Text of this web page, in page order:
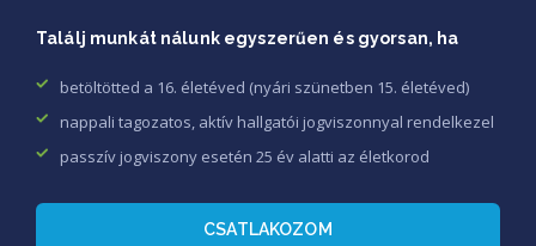
Találj munkát nálunk egyszerűen és gyorsan, ha
betöltötted a 16. életéved (nyári szünetben 15. életéved)
nappali tagozatos, aktív hallgatói jogviszonnyal rendelkezel
passzív jogviszony esetén 25 év alatti az életkorod
CSATLAKOZOM